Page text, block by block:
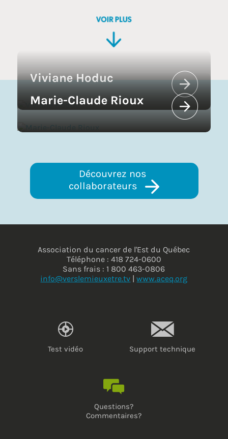
Viviane Hoduc
Marie-Claude Rioux
Découvrez nos
collaborateurs
Association du cancer de l'Est du Québec
Téléphone : 418 724-0600
Sans frais : 1 800 463-0806
info@verslemieuxetre.tv |www.aceq.org
Test vidéo Support technique
Questions?
Commentaires?